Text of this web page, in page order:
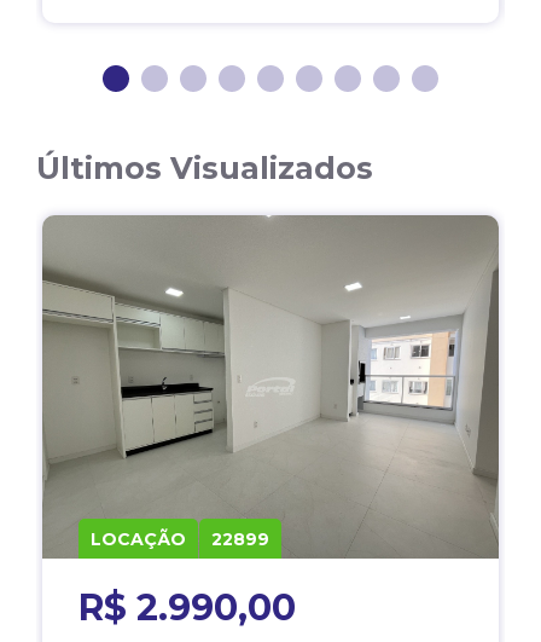
4
Últimos Visualizados
LOCAÇÃO 22899
R$ 2.990,00